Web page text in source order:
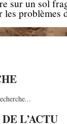
sur un sol
les problèmes
L’ACTU